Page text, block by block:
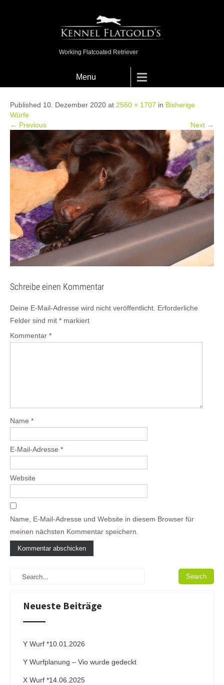
Working Flatcoated Retriever
Menu
Published 10. Dezember 2020 at 2560 × 1707 in Bisherige
Würfe
← Previous
Next →
Schreibe einen Kommentar
Deine E-Mail-Adresse wird nicht veröffentlicht. Erforderliche
Felder sind mit * markiert
Kommentar *
Name *
E-Mail-Adresse *
Website
Name, E-Mail-Adresse und Website in diesem Browser für
meinen nächsten Kommentar speichern.
Neueste Beiträge
Y Wurf *10.01.2026
Y Wurfplanung – Vio wurde gedeckt
X Wurf *14.06.2025